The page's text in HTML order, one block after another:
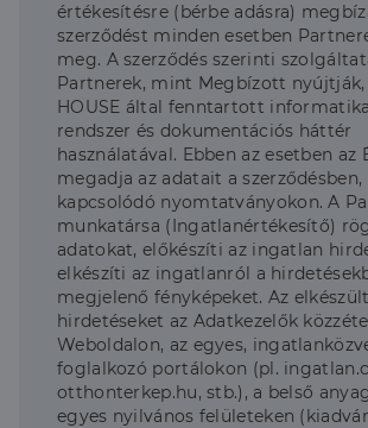
értékesítésre (bérbe adásra)
szerződést minden esetben
meg. A szerződés szerinti
Partnerek, mint Megbízott nyújtják,
HOUSE által fenntartott
rendszer és dokumentációs háttér
használatával. Ebben az esetben az
megadja az adatait a
kapcsolódó nyomtatványokon. A
munkatársa (Ingatlanértékesítő)
adatokat, előkészíti az ingatlan
elkészíti az ingatlanról a
megjelenő fényképeket. Az elkészült
hirdetéseket az Adatkezelők
Weboldalon, az egyes,
foglalkozó portálokon (pl.
otthonterkep.hu, stb.), a belső
egyes nyilvános felületeken